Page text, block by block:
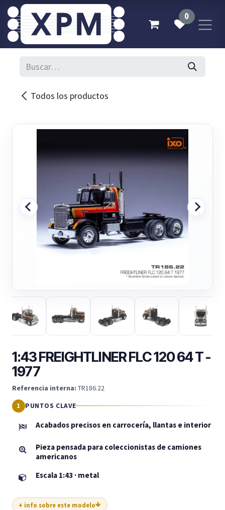
Ir al contenido
0
Todos los productos
1:43 FREIGHTLINER FLC 120 64 T -
1977
Referencia interna: TR186.22
PUNTOS CLAVE
Acabados precisos en carrocería, llantas e interior
Pieza pensada para coleccionistas de camiones
americanos
Escala 1:43 · metal
+ info sobre este modelo